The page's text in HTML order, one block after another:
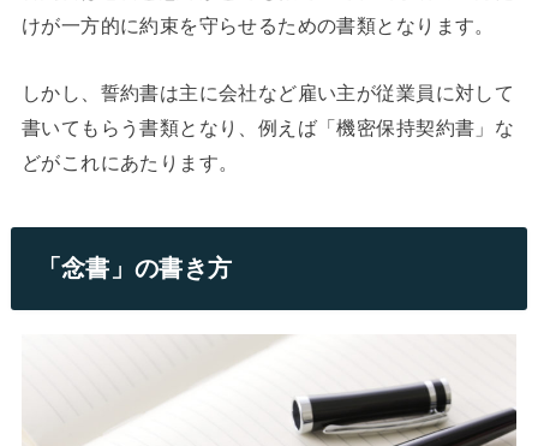
けが一方的に約束を守らせるための書類となります。
しかし、誓約書は主に会社など雇い主が従業員に対して
書いてもらう書類となり、例えば「機密保持契約書」な
どがこれにあたります。
「念書」の書き方